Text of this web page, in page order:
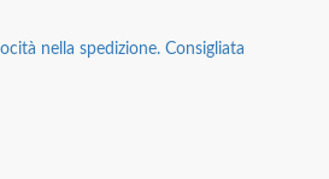
nella spedizione. Consigliata